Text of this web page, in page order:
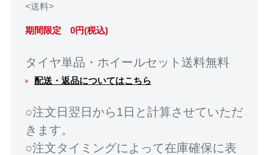
<送料>
期間限定 0円(税込)
タイヤ単品・ホイールセット送料無料
配送・返品についてはこちら
○注文日翌日から1日と計算させていただ
きます。
○注文タイミングによって在庫確保に表